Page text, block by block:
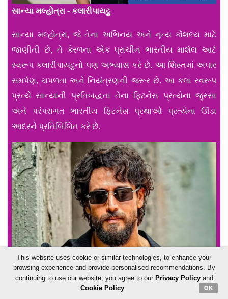
સાન્યા મલ્હોત્રા - કલારીપાયટ્ટુ
સાન્યા મલ્હોત્રા, જે તેના અભિનય અને નૃત્ય કૌશલ્ય માટે
જાણીતી છે, તે કેરળના એક પ્રાચીન ભારતીય માર્શલ આર્ટ
સ્વરૂપ કલારીપાયટ્ટુનો પણ અભ્યાસ કરે છે. આ શિસ્તમાં અપાર
સમર્પણ, ચપળતા અને નિયંત્રણની જરૂર છે. આ કલા સ્વરૂપ
પ્રત્યે સાન્યાની પ્રતિબદ્ધતા તેના ફિટનેસ પ્રત્યેના જુસ્સા
અને પરંપરાગત ભારતીય ફિટનેસ પ્રથાઓ પ્રત્યેના ઊંડા
આદરને પ્રતિબિંબિત કરે છે.
This website uses cookie or similar technologies, to enhance your
browsing experience and provide personalised recommendations. By
continuing to use our website, you agree to our Privacy Policyand
Cookie Policy. OK